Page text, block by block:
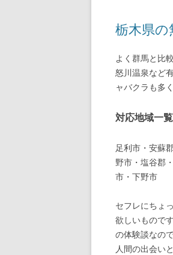
栃木県
よく群馬と比
怒川温泉など
ャバクラも多
対応地域一覧
足利市・安蘇
野市・塩谷郡
市・下野市
セフレにちょ
欲しいもので
の体験談なの
人間の出会い